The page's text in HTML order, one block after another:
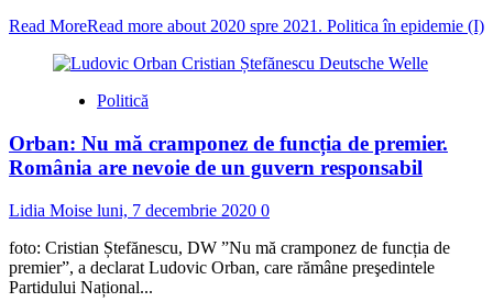
Read MoreRead more about 2020 spre 2021. Politica în epidemie (I)
Politică
Orban: Nu mă cramponez de funcția de premier.
România are nevoie de un guvern responsabil
Lidia Moise luni, 7 decembrie 2020 0
foto: Cristian Ștefănescu, DW ”Nu mă cramponez de funcția de
premier”, a declarat Ludovic Orban, care rămâne preşedintele
Partidului Național...